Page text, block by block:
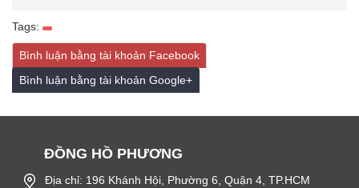
Tags:
Bình luận bằng tài khoản Facebook
Bình luận bằng tài khoản Google+
ĐỒNG HỒ PHƯƠNG
Địa chỉ: 196 Khánh Hội, Phường 6, Quận 4, TP.HCM